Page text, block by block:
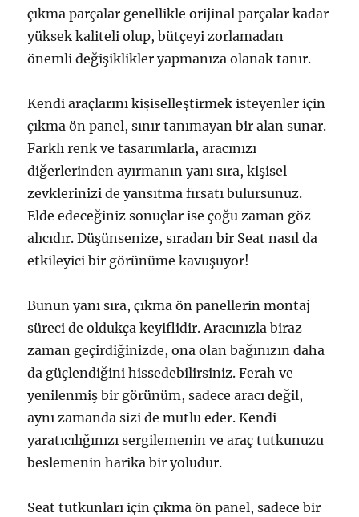
çıkma parçalar genellikle orijinal parçalar kadar
yüksek kaliteli olup, bütçeyi zorlamadan
önemli değişiklikler yapmanıza olanak tanır.
Kendi araçlarını kişiselleştirmek isteyenler için
çıkma ön panel, sınır tanımayan bir alan sunar.
Farklı renk ve tasarımlarla, aracınızı
diğerlerinden ayırmanın yanı sıra, kişisel
zevklerinizi de yansıtma fırsatı bulursunuz.
Elde edeceğiniz sonuçlar ise çoğu zaman göz
alıcıdır. Düşünsenize, sıradan bir Seat nasıl da
etkileyici bir görünüme kavuşuyor!
Bunun yanı sıra, çıkma ön panellerin montaj
süreci de oldukça keyiflidir. Aracınızla biraz
zaman geçirdiğinizde, ona olan bağınızın daha
da güçlendiğini hissedebilirsiniz. Ferah ve
yenilenmiş bir görünüm, sadece aracı değil,
aynı zamanda sizi de mutlu eder. Kendi
yaratıcılığınızı sergilemenin ve araç tutkunuzu
beslemenin harika bir yoludur.
Seat tutkunları için çıkma ön panel, sadece bir